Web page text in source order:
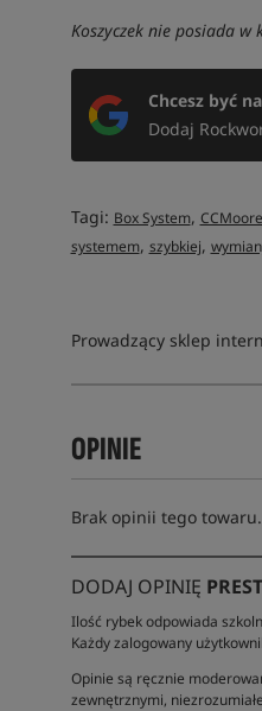
Koszyczek nie posiada w
Chcesz być
Dodaj
Tagi: Box System,
systemem, szybkiej,
Prowadzący sklep
OPINIE
Brak opinii tego towaru.
DODAJ OPINIĘ
Ilość rybek odpowiada
Każdy zalogowany
Opinie są ręcznie
zewnętrznymi,